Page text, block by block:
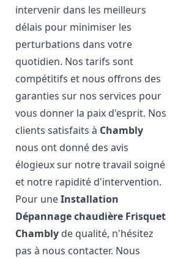
intervenir dans les meilleurs
délais pour minimiser les
perturbations dans votre
quotidien. Nos tarifs sont
compétitifs et nous offrons des
garanties sur nos services pour
vous donner la paix d'esprit. Nos
clients satisfaits à Chambly
nous ont donné des avis
élogieux sur notre travail soigné
et notre rapidité d'intervention.
Pour uneInstallation
Dépannage chaudière Frisquet
Chambly de qualité, n'hésitez
pas à nous contacter. Nous